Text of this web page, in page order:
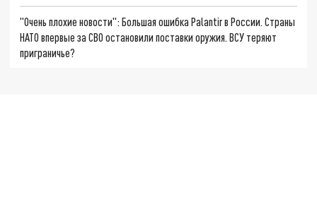
"Очень плохие новости": Большая ошибка Palantir в России. Страны
НАТО впервые за СВО остановили поставки оружия. ВСУ теряют
приграничье?